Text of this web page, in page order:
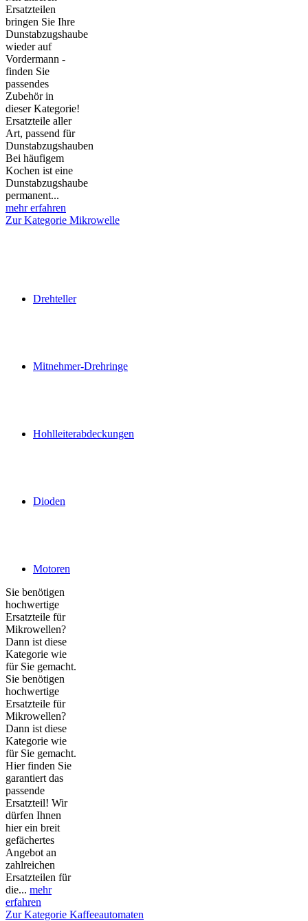
Ersatzteilen
bringen Sie Ihre
Dunstabzugshaube
wieder auf
Vordermann -
finden Sie
passendes
Zubehör in
dieser Kategorie!
Ersatzteile aller
Art, passend für
Dunstabzugshauben
Bei häufigem
Kochen ist eine
Dunstabzugshaube
permanent...
mehr erfahren
Zur Kategorie Mikrowelle
Drehteller
Mitnehmer-Drehringe
Hohlleiterabdeckungen
Dioden
Motoren
Sie benötigen
hochwertige
Ersatzteile für
Mikrowellen?
Dann ist diese
Kategorie wie
für Sie gemacht.
Sie benötigen
hochwertige
Ersatzteile für
Mikrowellen?
Dann ist diese
Kategorie wie
für Sie gemacht.
Hier finden Sie
garantiert das
passende
Ersatzteil! Wir
dürfen Ihnen
hier ein breit
gefächertes
Angebot an
zahlreichen
Ersatzteilen für
die... mehr
erfahren
Zur Kategorie Kaffeeautomaten